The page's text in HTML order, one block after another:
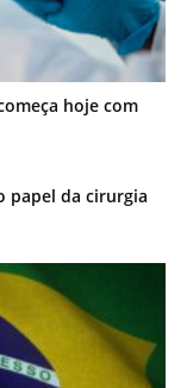
hoje com
papel da cirurgia